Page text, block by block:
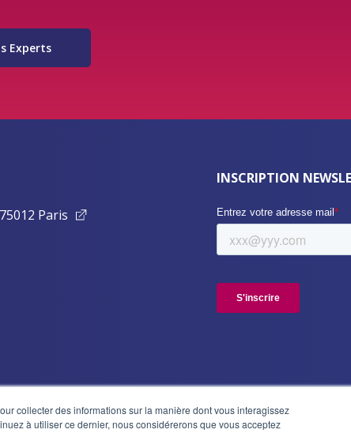
collecter des informations sur la manière dont vous interagissez
à utiliser ce dernier, nous considérerons que vous acceptez
Experts
Paris
INSCRIPTION